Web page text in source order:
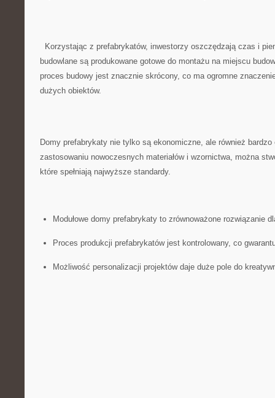
Korzystając z ⁤prefabrykatów, inwestorzy oszczędzają czas i
budowlane są produkowane gotowe do montażu ​na‍ miejscu
proces budowy jest‌ znacznie skrócony, co ma ogromne
dużych obiektów.
Domy prefabrykaty ⁣nie ⁤tylko są ekonomiczne, ale również
⁤zastosowaniu nowoczesnych ‍materiałów i ⁣wzornictwa, można
które spełniają ⁣najwyższe standardy.
Modułowe domy⁤ prefabrykaty ⁣to​ zrównoważone rozwiązanie
Proces produkcji⁢ prefabrykatów jest kontrolowany, co
Możliwość personalizacji projektów daje duże pole ⁢do